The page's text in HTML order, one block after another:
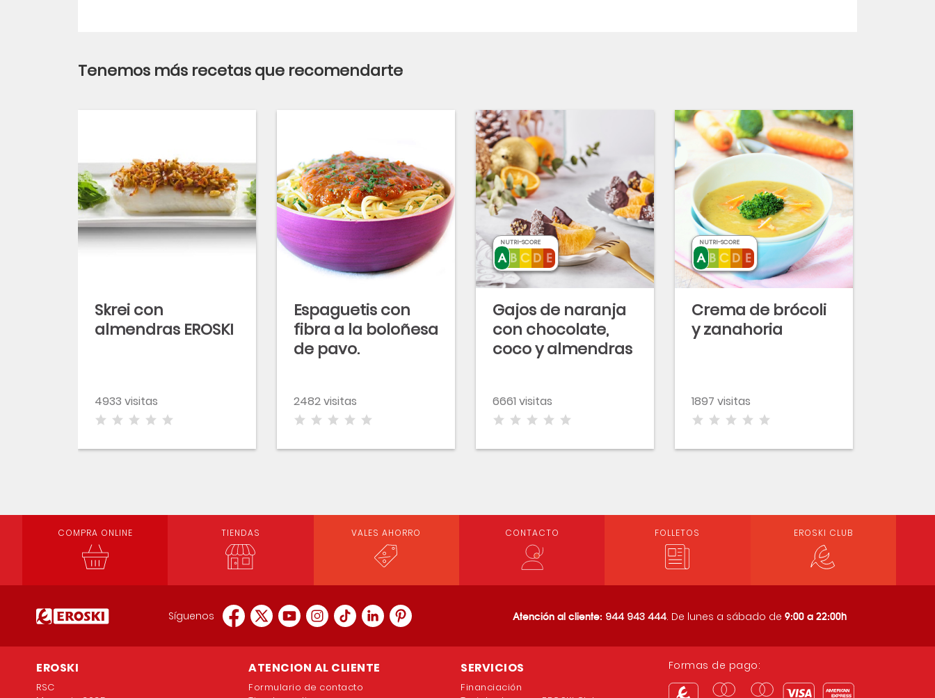
Tenemos más recetas que recomendarte
Skrei con
almendras EROSKI
4933 visitas
Espaguetis con
fibra a la boloñesa
de pavo.
2482 visitas
Gajos de naranja
con chocolate,
coco y almendras
6661 visitas
NUTRI-SCORE
Crema de brócoli
y zanahoria
1897 visitas
NUTRI-SCORE
COMPRA ONLINE TIENDAS VALES AHORRO CONTACTO FOLLETOS EROSKI CLUB
Síguenos Atención al cliente: 944 943 444. De lunes a sábado de 9:00 a 22:00h
EROSKI
RSC
ATENCION AL CLIENTE
Formulario de contacto
SERVICIOS
Financiación
Formas de pago: